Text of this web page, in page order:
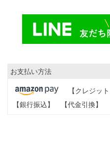
お支払い方法
【クレジッ
【銀行振込】
【代金引換】